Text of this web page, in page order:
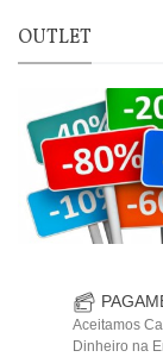
OUTLET
Aceitamos
Dinheiro na